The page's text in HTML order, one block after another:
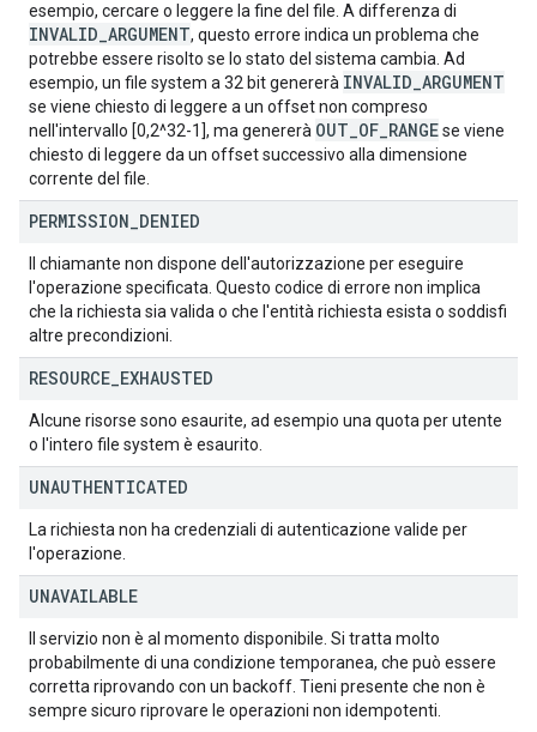
esempio, cercare o leggere la fine del file. A differenza di
INVALID ARGUMENT, questo errore indica un problema che
potrebbe essere risolto se lo stato del sistema cambia. Ad
esempio, un file system a 32 bit genererà INVALID ARGUMENT
se viene chiesto di leggere a un offset non compreso
nell'intervallo [0,2^32-1], ma genererà OUT OF RANGEse viene
chiesto di leggere da un offset successivo alla dimensione
corrente del file.
PERMISSION DENIED
Il chiamante non dispone dell'autorizzazione per eseguire
l'operazione specificata. Questo codice di errore non implica
che la richiesta sia valida o che l'entità richiesta esista o soddisfi
altre precondizioni.
RESOURCE EXHAUSTED
Alcune risorse sono esaurite, ad esempio una quota per utente
o l'intero file system è esaurito.
UNAUTHENTICATED
La richiesta non ha credenziali di autenticazione valide per
l'operazione.
UNAVAILABLE
Il servizio non è al momento disponibile. Si tratta molto
probabilmente di una condizione temporanea, che può essere
corretta riprovando con un backoff. Tieni presente che non è
sempre sicuro riprovare le operazioni non idempotenti.